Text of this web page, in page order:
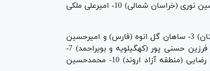
ابوالفضل اسدی (قم) 8- امیرعباس پروین (آذربایجان شرقی) 9- حسین نوری (خراسان شمالی) 10- امیرعلی ملکی
52 کیلوگرم: 1- ابوالفضل شیری (قم) 2- مصطفی حسینوند (خوزستان) 3- ساهان گل انوه (فارس) و امیرحسین
قلی پور (مازندران) 5- کوروش بیرم آبادی (خراسان رضوی) و سید فرزین حسنی پور (کهگیلویه و بویراحمد) 7-
محمد طاها ناصری (لرستان) 8- یاسین هدایتی (البرز) 9- علیرضا رضایی (منطقه آزاد اروند) 10- محمدحسین